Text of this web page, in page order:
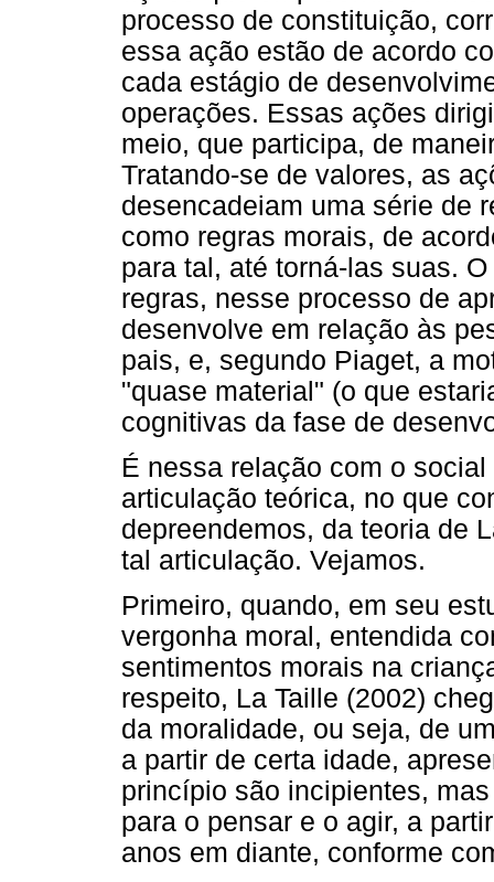
processo de constituição,
essa ação estão de acordo
cada estágio de
operações. Essas ações
meio, que participa, de
Tratando-se de valores, as
desencadeiam uma série de
como regras morais, de
para tal, até torná-las suas.
regras, nesse processo de
desenvolve em relação às
pais, e, segundo Piaget, a
"quase material" (o que
cognitivas da fase de
É nessa relação com o
articulação teórica, no que
depreendemos, da teoria de
tal articulação. Vejamos.
Primeiro, quando, em seu
vergonha moral, entendida
sentimentos morais na
respeito, La Taille (2002)
da moralidade, ou seja, de
a partir de certa idade,
princípio são incipientes,
para o pensar e o agir, a
anos em diante, conforme